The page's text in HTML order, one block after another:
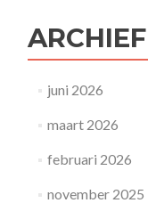
ARCHIEF
juni 2026
maart 2026
februari 2026
november 2025